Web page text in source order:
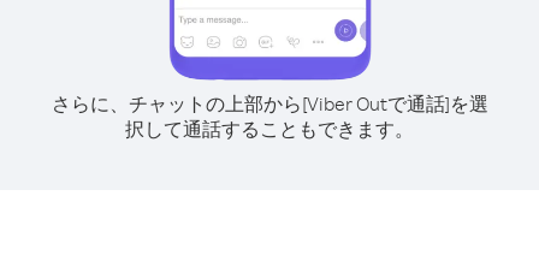
さらに、チャットの上部から[Viber Outで通話]を選
択して通話することもできます。